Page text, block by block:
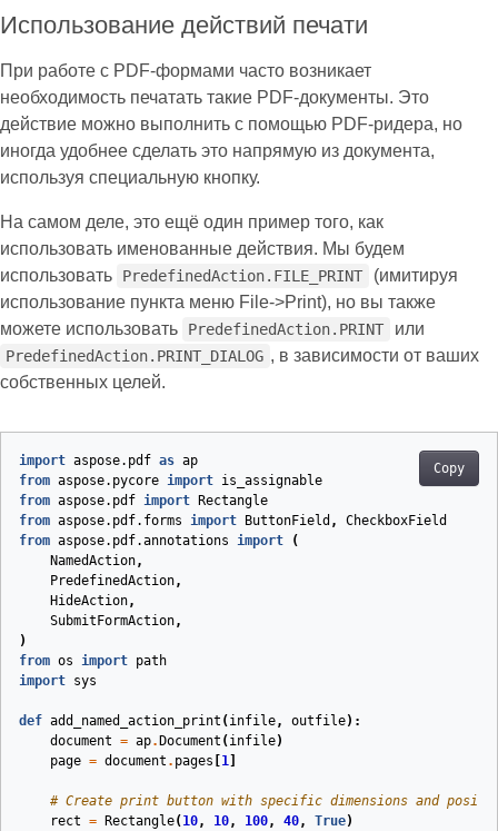
Использование действий печати
При работе с PDF‑формами часто возникает
необходимость печатать такие PDF‑документы. Это
действие можно выполнить с помощью PDF‑ридера, но
иногда удобнее сделать это напрямую из документа,
используя специальную кнопку.
На самом деле, это ещё один пример того, как
использовать именованные действия. Мы будем
использовать
PredefinedAction.FILE_PRINT
(имитируя
использование пункта меню File->Print), но вы также
можете использовать
PredefinedAction.PRINT или
PredefinedAction.PRINT_DIALOG , в зависимости от ваших
собственных целей.
Copy
import aspose.pdf as ap
from aspose.pycore import is_assignable
from aspose.pdf import
Rectangle
from aspose.pdf.forms import ButtonField ,
CheckboxField
from aspose.pdf.annotations import
(
NamedAction,
PredefinedAction,
HideAction,
SubmitFormAction,
)
from os import path
import sys
def add_named_action_print ( infile, outfile):
document = ap. Document ( infile)
page = document . pages 1
# Create print button with specific dimensions and
rect = Rectangle( 10, 10, 100, 40, True)